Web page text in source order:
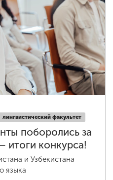
лингвистический факультет
поборолись за
итоги конкурса!
и Узбекистана
языка